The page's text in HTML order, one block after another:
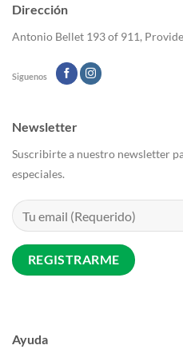
la
de
producto
Dirección
Antonio Bellet 193 of 911,
Siguenos
Ayuda
Newsletter
Suscribirte a nuestro newsletter
especiales.